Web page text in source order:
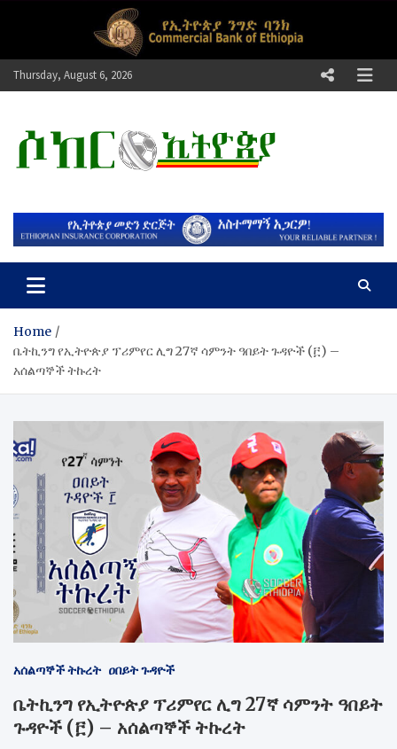
Thursday, August 6, 2026
ሶከር ኢትዮጵያ
Home
ቤትኪንግ የኢትዮጵያ ፕሪምየር ሊግ 27ኛ ሳምንት ዓበይት ጉዳዮች (፫) –
አሰልጣኞች ትኩረት
አሰልጣኞች ትኩረት ዐበይት ጉዳዮች
ቤትኪንግ የኢትዮጵያ ፕሪምየር ሊግ 27ኛ ሳምንት ዓበይት
ጉዳዮች (፫) – አሰልጣኞች ትኩረት